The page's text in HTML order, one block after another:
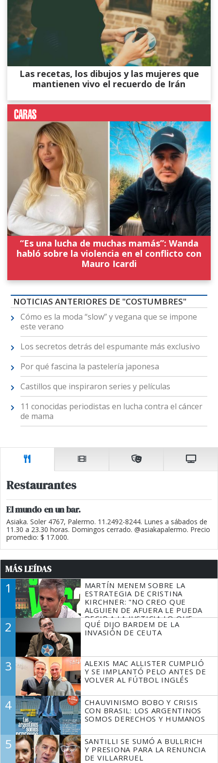
Las recetas, los dibujos y las mujeres que
mantienen vivo el recuerdo de Irán
“Es una lucha de muchas mamás”: Wanda
habló sobre la violencia en el conflicto con
Mauro Icardi
NOTICIAS ANTERIORES DE "COSTUMBRES"
Cómo es la moda “slow” y vegana que se impone
este verano
Los secretos detrás del espumante más exclusivo
Por qué fascina la pastelería japonesa
Castillos que inspiraron series y películas
11 conocidas periodistas en lucha contra el cáncer
de mama
Restaurantes
El mundo en un bar.
Asiaka. Soler 4767, Palermo. 11.2492-8244. Lunes a sábados de
11.30 a 23.30 horas. Domingos cerrado. @asiakapalermo. Precio
promedio: $ 17.000.
MÁS LEÍDAS
1
MARTÍN MENEM SOBRE LA
ESTRATEGIA DE CRISTINA
KIRCHNER: "NO CREO QUE
ALGUIEN DE AFUERA LE PUEDA
DECIR A LA JUSTICIA LO QUE
TIENE QUE HACER"
2
QUÉ DIJO BARDEM DE LA
INVASIÓN DE CEUTA
3
ALEXIS MAC ALLISTER CUMPLIÓ
Y SE IMPLANTÓ PELO ANTES DE
VOLVER AL FÚTBOL INGLÉS
4
CHAUVINISMO BOBO Y CRISIS
CON BRASIL: LOS ARGENTINOS
SOMOS DERECHOS Y HUMANOS
5
SANTILLI SE SUMÓ A BULLRICH
Y PRESIONA PARA LA RENUNCIA
DE VILLARRUEL